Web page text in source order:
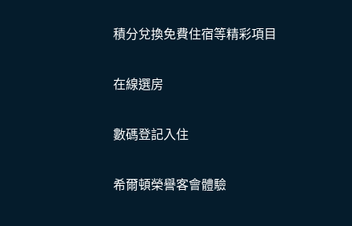
積分兌換免費住宿等精彩項目
在線選房
數碼登記入住
希爾頓榮譽客會體驗